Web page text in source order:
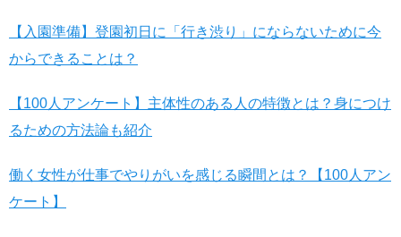
【入園準備】登園初日に「行き渋り」にならないために今
からできることは？
【100人アンケート】主体性のある人の特徴とは？身につけ
るための方法論も紹介
働く女性が仕事でやりがいを感じる瞬間とは？【100人アン
ケート】